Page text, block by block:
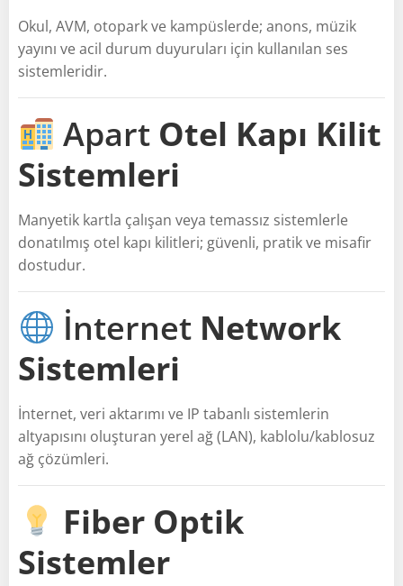
Okul, AVM, otopark ve kampüslerde; anons, müzik
yayını ve acil durum duyuruları için kullanılan ses
sistemleridir.
Apart Otel Kapı Kilit
Sistemleri
Manyetik kartla çalışan veya temassız sistemlerle
donatılmış otel kapı kilitleri; güvenli, pratik ve misafir
dostudur.
İnternet Network
Sistemleri
İnternet, veri aktarımı ve IP tabanlı sistemlerin
altyapısını oluşturan yerel ağ (LAN), kablolu/kablosuz
ağ çözümleri.
Fiber Optik
Sistemler